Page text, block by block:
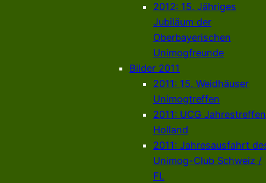
2012: 15. Jähriges
Jubiläum der
Oberbayerischen
Unimogfreunde
Bilder 2011
2011: 15. Weidhäuser
Unimogtreffen
2011: UCG Jahrestreffen
Holland
2011: Jahresausfahrt
Unimog-Club Schweiz /
FL